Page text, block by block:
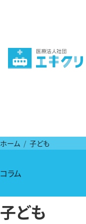
プ
ホーム 子ども
コラム
子ども